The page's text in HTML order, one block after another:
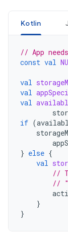
Kotlin
// App
const val
val
val
val
if (
} else {
val
//
//
}
}